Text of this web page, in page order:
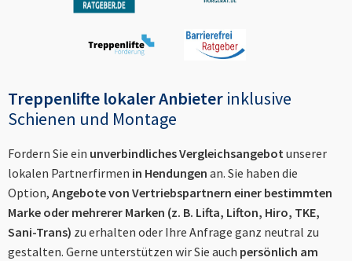
Treppenlifte lokaler Anbieter inklusive
Schienen und Montage
Fordern Sie ein unverbindliches Vergleichsangebotunserer
lokalen Partnerfirmen in Hendungen an. Sie haben die
Option, Angebote von Vertriebspartnern einer bestimmten
Marke oder mehrerer Marken (z. B. Lifta, Lifton, Hiro, TKE,
Sani-Trans) zu erhalten oder Ihre Anfrage ganz neutral zu
gestalten. Gerne unterstützen wir Sie auch persönlich am